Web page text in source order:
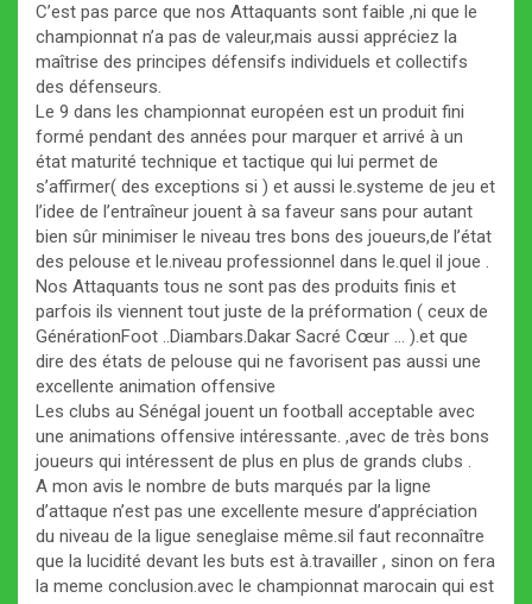
C’est pas parce que nos Attaquants sont faible ,ni que le
championnat n’a pas de valeur,mais aussi appréciez la
maîtrise des principes défensifs individuels et collectifs
des défenseurs.
Le 9 dans les championnat européen est un produit fini
formé pendant des années pour marquer et arrivé à un
état maturité technique et tactique qui lui permet de
s’affirmer( des exceptions si ) et aussi le.systeme de jeu et
l’idee de l’entraîneur jouent à sa faveur sans pour autant
bien sûr minimiser le niveau tres bons des joueurs,de l’état
des pelouse et le.niveau professionnel dans le.quel il joue .
Nos Attaquants tous ne sont pas des produits finis et
parfois ils viennent tout juste de la préformation ( ceux de
GénérationFoot ..Diambars.Dakar Sacré Cœur … ).et que
dire des états de pelouse qui ne favorisent pas aussi une
excellente animation offensive
Les clubs au Sénégal jouent un football acceptable avec
une animations offensive intéressante. ,avec de très bons
joueurs qui intéressent de plus en plus de grands clubs .
A mon avis le nombre de buts marqués par la ligne
d’attaque n’est pas une excellente mesure d’appréciation
du niveau de la ligue seneglaise même.sil faut reconnaître
que la lucidité devant les buts est à.travailler , sinon on fera
la meme conclusion.avec le championnat marocain qui est